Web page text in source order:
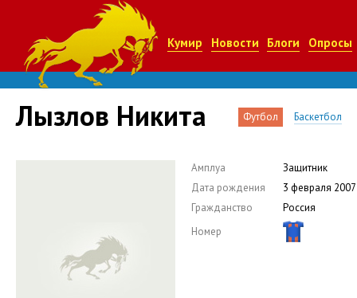
Кумир Новости Блоги Опросы
Лызлов Никита Футбол Баскетбол
Амплуа
Защитник
Дата рождения
3 февраля 2007
Гражданство
Россия
Номер